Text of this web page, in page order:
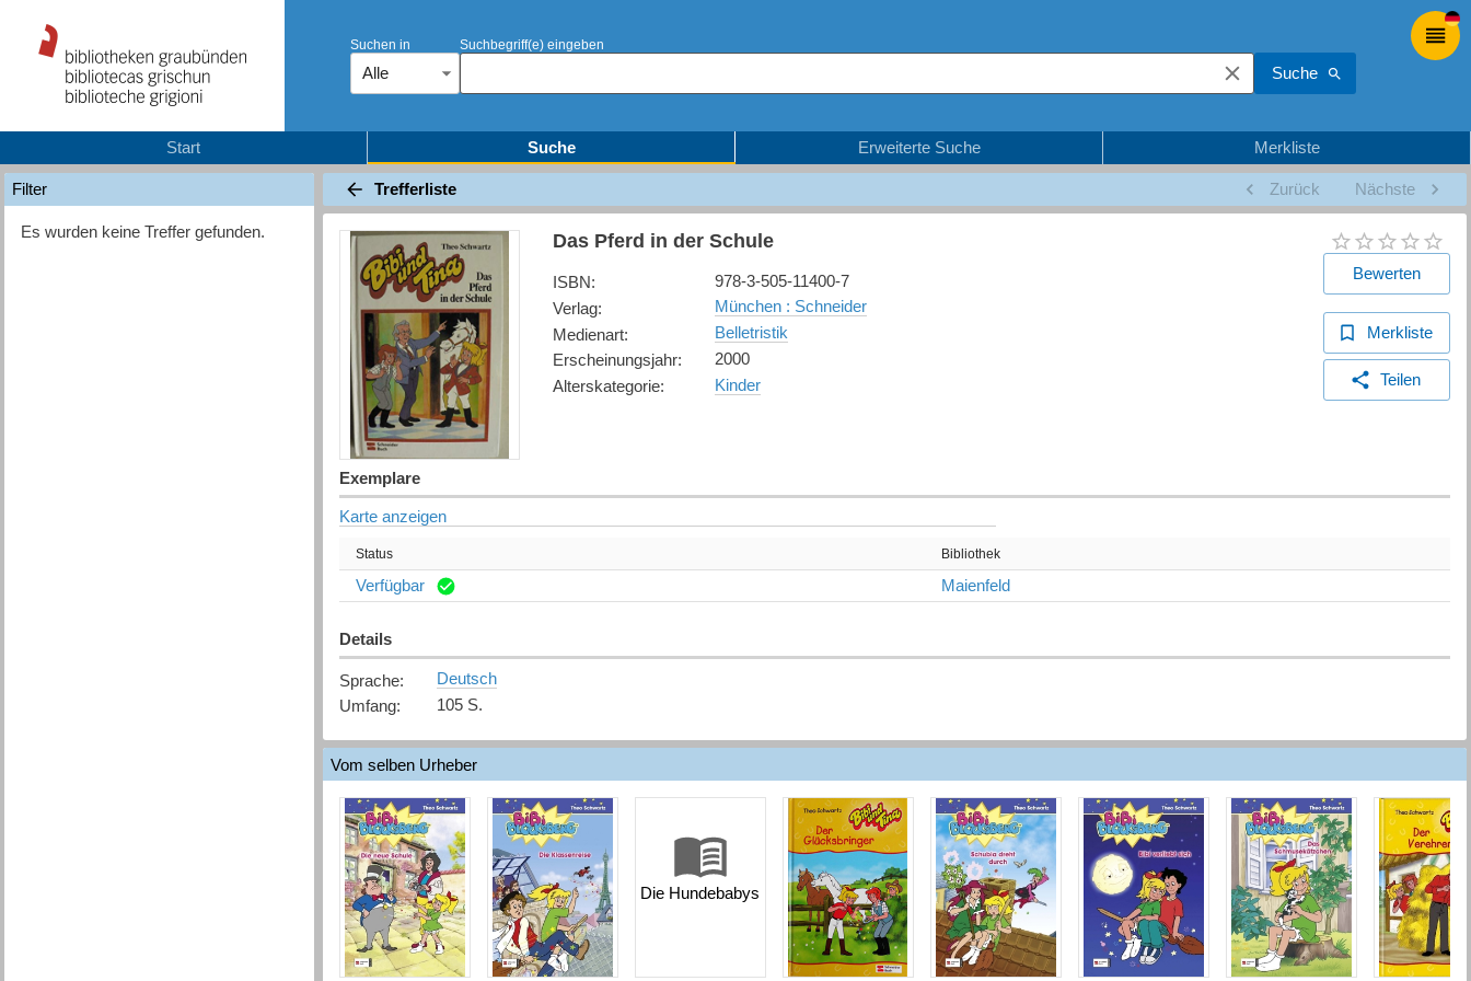
Suchen in
Alle
Suchbegriff(e) eingeben
Suche
Start Suche Erweiterte Suche Merkliste
Filter
Es wurden keine Treffer gefunden.
Trefferliste Zurück Nächste
Das Pferd in der Schule
ISBN:
978-3-505-11400-7
Verlag:
München : Schneider
Medienart:
Belletristik
Erscheinungsjahr:
2000
Alterskategorie: Kinder
Bewerten
Merkliste
Teilen
Exemplare
Karte anzeigen
Status Bibliothek
Verfügbar Maienfeld
Details
Sprache:
Deutsch
Umfang: 105 S.
Vom selben Urheber
Die Hundebabys